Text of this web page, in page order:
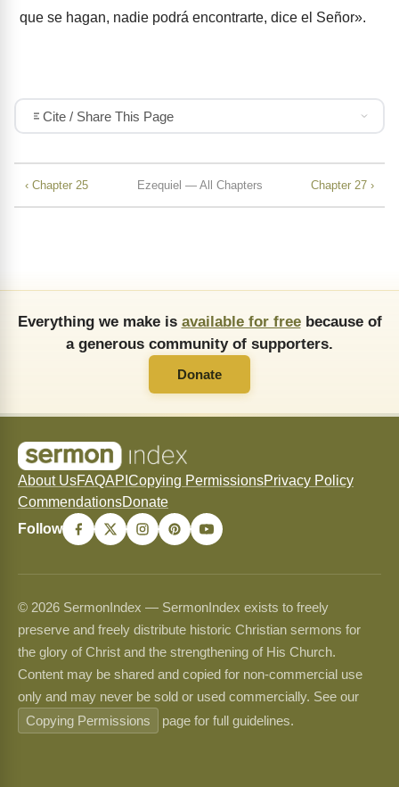
que se hagan, nadie podrá encontrarte, dice el Señor».
Cite / Share This Page
‹ Chapter 25 Ezequiel — All Chapters Chapter 27 ›
Everything we make is available for freebecause of
a generous community of supporters.
Donate
About UsFAQAPI Copying PermissionsPrivacy Policy
CommendationsDonate
Follow
© 2026 SermonIndex — SermonIndex exists to freely
preserve and freely distribute historic Christian sermons for
the glory of Christ and the strengthening of His Church.
Content may be shared and copied for non-commercial use
only and may never be sold or used commercially. See our
Copying Permissions
page for full guidelines.